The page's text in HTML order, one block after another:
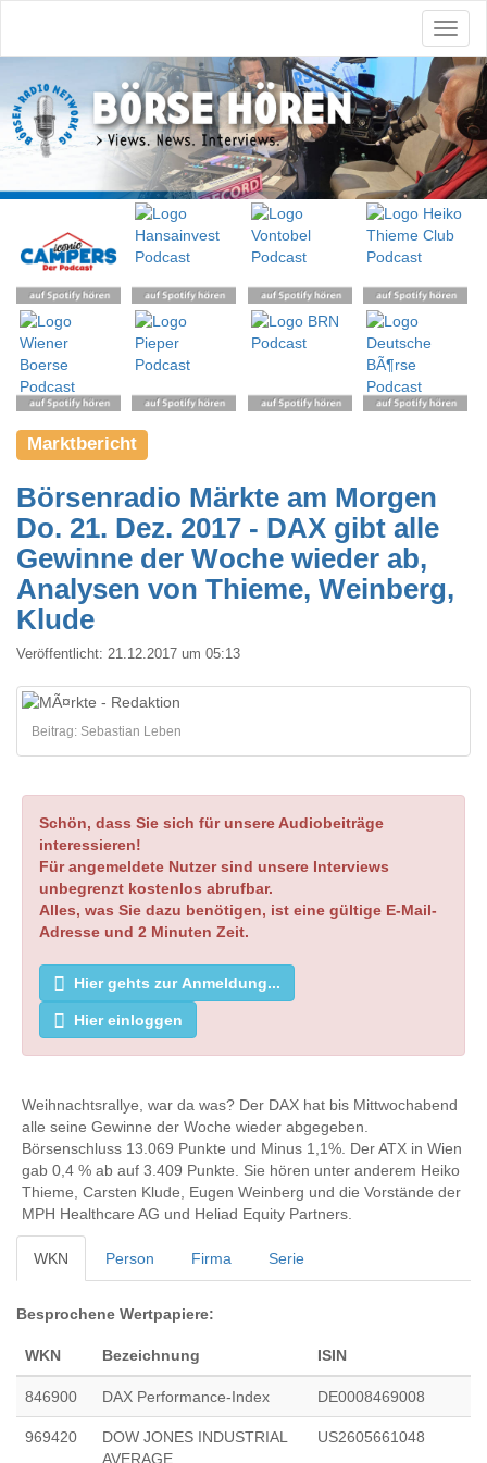
Marktbericht
Börsenradio Märkte am Morgen
Do. 21. Dez. 2017 - DAX gibt alle
Gewinne der Woche wieder ab,
Analysen von Thieme, Weinberg,
Klude
Veröffentlicht: 21.12.2017 um 05:13
Beitrag: Sebastian Leben
Schön, dass Sie sich für unsere Audiobeiträge
interessieren!
Für angemeldete Nutzer sind unsere Interviews
unbegrenzt kostenlos abrufbar.
Alles, was Sie dazu benötigen, ist eine gültige E-Mail-
Adresse und 2 Minuten Zeit.
Hier gehts zur Anmeldung...
Hier einloggen
Weihnachtsrallye, war da was? Der DAX hat bis Mittwochabend
alle seine Gewinne der Woche wieder abgegeben.
Börsenschluss 13.069 Punkte und Minus 1,1%. Der ATX in Wien
gab 0,4 % ab auf 3.409 Punkte. Sie hören unter anderem Heiko
Thieme, Carsten Klude, Eugen Weinberg und die Vorstände der
MPH Healthcare AG und Heliad Equity Partners.
WKN Person Firma Serie
Besprochene Wertpapiere:
WKN Bezeichnung ISIN
846900 DAX Performance-Index DE0008469008
969420
DOW JONES INDUSTRIAL
AVERAGE
US2605661048